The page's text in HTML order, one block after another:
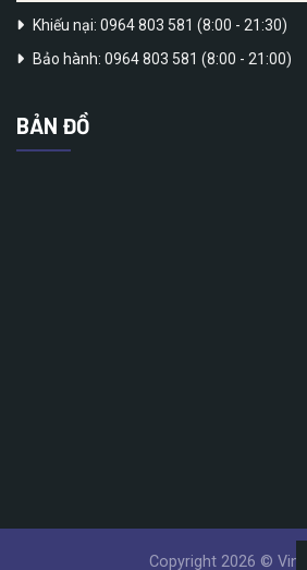
Khiếu nại: 0964 803 581 (8:00 - 21:30)
Bảo hành: 0964 803 581 (8:00 - 21:00)
BẢN ĐỒ
Copyright 2026 ©